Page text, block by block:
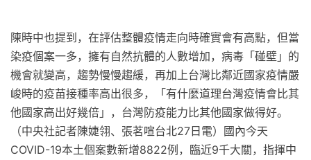
陳時中也提到，在評估整體疫情走向時確實會有高點，但當
染疫個案一多，擁有自然抗體的人數增加，病毒「碰壁」的
機會就變高，趨勢慢慢趨緩，再加上台灣比鄰近國家疫情嚴
峻時的疫苗接種率高出很多，「有什麼道理台灣疫情會比其
他國家高出好幾倍」，台灣防疫能力比其他國家做得好。
（中央社記者陳婕翎、張茗喧台北27日電）國內今天
COVID-19本土個案數新增8822例，臨近9千大關，指揮中